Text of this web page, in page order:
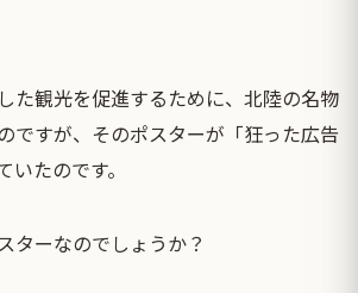
た観光を促進するために、北陸の名物
ですが、そのポスターが「狂った広告
たのです。
ターなのでしょうか？